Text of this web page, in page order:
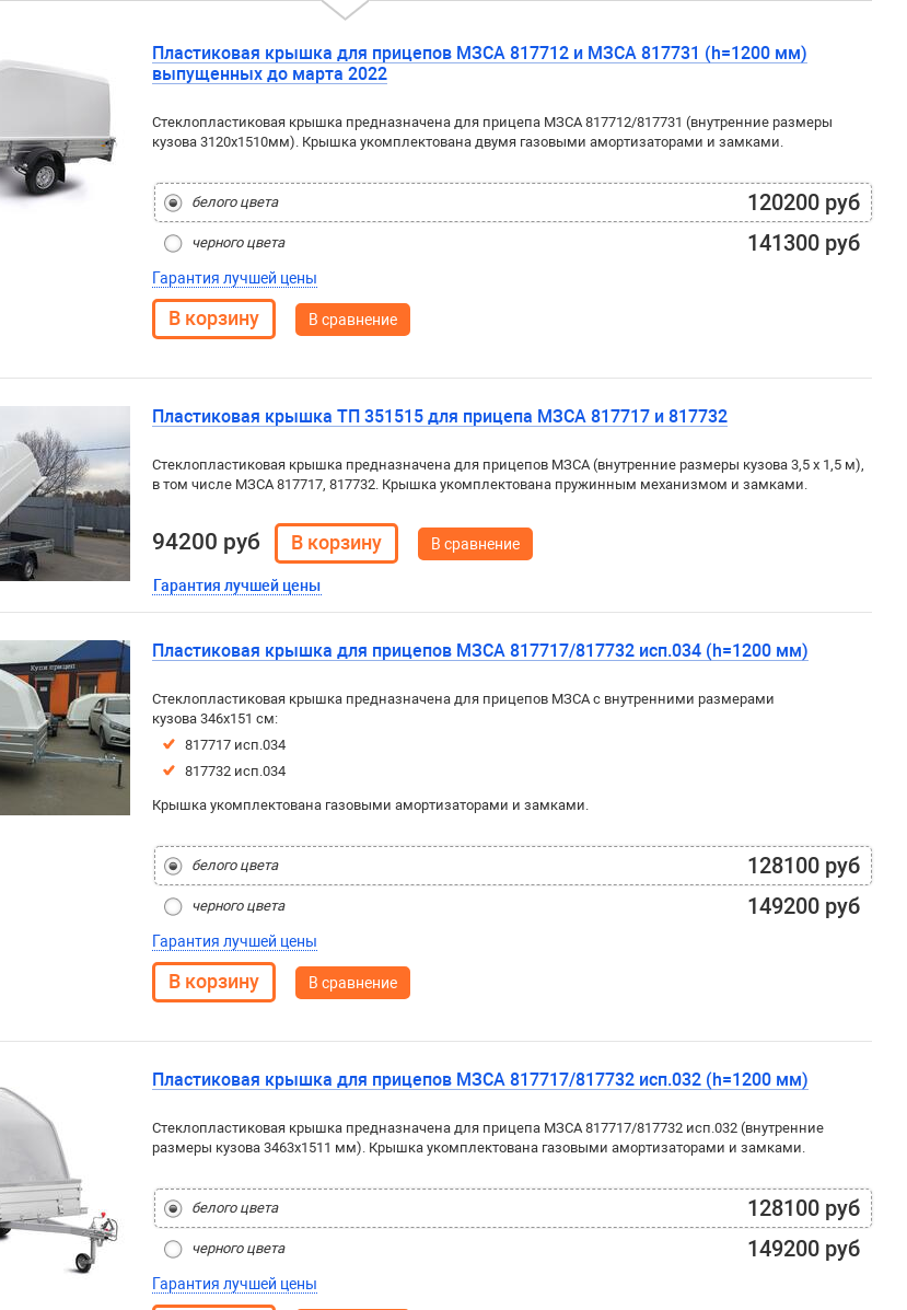
Пластиковая крышка для прицепов МЗСА 817712 и МЗСА 817731 (h=1200 мм)
выпущенных до марта 2022
Стеклопластиковая крышка предназначена для прицепа МЗСА 817712/817731 (внутренние размеры
кузова 3120x1510мм). Крышка укомплектована двумя газовыми амортизаторами и замками.
белого цвета 120200 руб
черного цвета 141300 руб
Гарантия лучшей цены
В сравнение
Пластиковая крышка ТП 351515 для прицепа МЗСА 817717 и 817732
Стеклопластиковая крышка предназначена для прицепов МЗСА (внутренние размеры кузова 3,5 х 1,5 м),
в том числе МЗСА 817717, 817732. Крышка укомплектована пружинным механизмом и замками.
94200 руб
Гарантия лучшей цены
В сравнение
Пластиковая крышка для прицепов МЗСА 817717/817732 исп.034 (h=1200 мм)
Стеклопластиковая крышка предназначена для прицепов МЗСА с внутренними размерами
кузова 346х151 см:
817717 исп.034
817732 исп.034
Крышка укомплектована газовыми амортизаторами и замками.
белого цвета 128100 руб
черного цвета 149200 руб
Гарантия лучшей цены
В сравнение
Пластиковая крышка для прицепов МЗСА 817717/817732 исп.032 (h=1200 мм)
Стеклопластиковая крышка предназначена для прицепа МЗСА 817717/817732 исп.032 (внутренние
размеры кузова 3463х1511 мм). Крышка укомплектована газовыми амортизаторами и замками.
белого цвета 128100 руб
черного цвета 149200 руб
Гарантия лучшей цены